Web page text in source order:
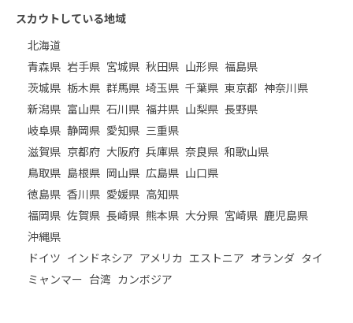
スカウトしている地域
北海道
青森県 岩手県 宮城県 秋田県 山形県 福島県
茨城県 栃木県 群馬県 埼玉県 千葉県 東京都 神奈川県
新潟県 富山県 石川県 福井県 山梨県 長野県
岐阜県 静岡県 愛知県 三重県
滋賀県 京都府 大阪府 兵庫県 奈良県 和歌山県
鳥取県 島根県 岡山県 広島県 山口県
徳島県 香川県 愛媛県 高知県
福岡県 佐賀県 長崎県 熊本県 大分県 宮崎県 鹿児島県
沖縄県
ドイツ インドネシア アメリカ エストニア オランダ タイ
ミャンマー 台湾 カンボジア